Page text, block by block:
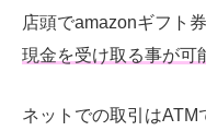
店頭でamazonギフト
現金を受け取る事が可
ネットでの取引は